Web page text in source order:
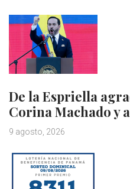
De la Espriella
Corina Machado y
9 agosto, 2026